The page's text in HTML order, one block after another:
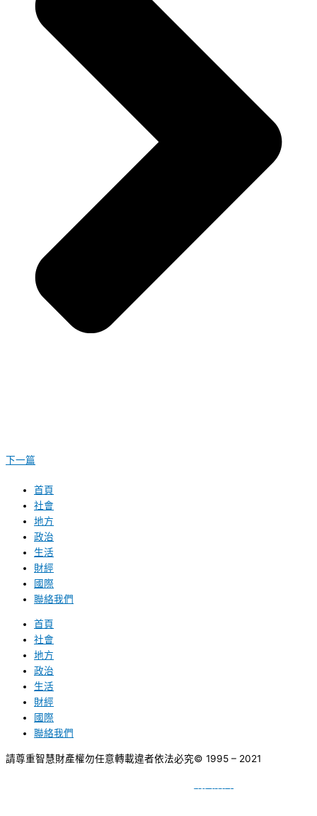
下一篇
首頁
社會
地方
政治
生活
財經
國際
聯絡我們
首頁
社會
地方
政治
生活
財經
國際
聯絡我們
請尊重智慧財產權勿任意轉載違者依法必究© 1995 – 2021